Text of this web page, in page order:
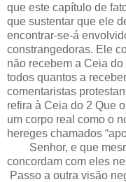
que este capítulo de
que sustentar que ele
encontrar-se-á
constrangedoras. Ele
não recebem a Ceia
todos quantos a
comentaristas
refira à Ceia do 2 Que
um corpo real como o
hereges chamados
Senhor, e que
concordam com eles
Passo a outra visão